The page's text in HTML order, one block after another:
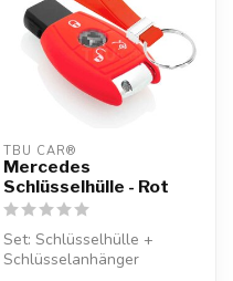
TBU CAR®
Mercedes
Schlüsselhülle - Rot
Set: Schlüsselhülle +
Schlüsselanhänger